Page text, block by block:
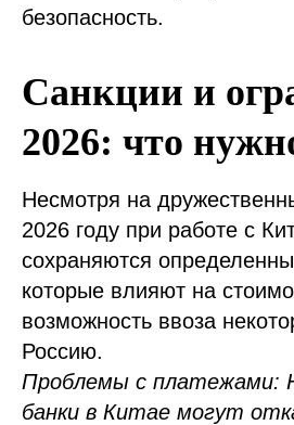
безопасность.
Санкции и
2026: что
Несмотря на
2026 году при работе с
сохраняются
которые влияют на
возможность ввоза
Россию.
Проблемы с платежами:
банки в Китае могут